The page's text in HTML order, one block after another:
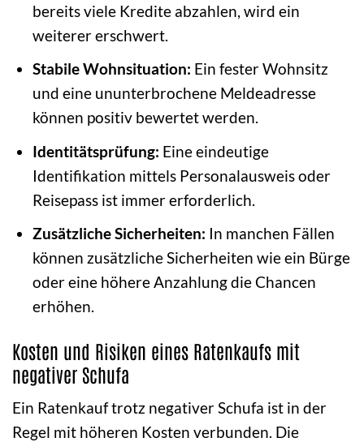
bereits viele Kredite abzahlen, wird ein
weiterer erschwert.
Stabile Wohnsituation: Ein fester Wohnsitz
und eine ununterbrochene Meldeadresse
können positiv bewertet werden.
Identitätsprüfung: Eine eindeutige
Identifikation mittels Personalausweis oder
Reisepass ist immer erforderlich.
Zusätzliche Sicherheiten: In manchen Fällen
können zusätzliche Sicherheiten wie ein Bürge
oder eine höhere Anzahlung die Chancen
erhöhen.
Kosten und Risiken eines Ratenkaufs mit
negativer Schufa
Ein Ratenkauf trotz negativer Schufa ist in der
Regel mit höheren Kosten verbunden. Die